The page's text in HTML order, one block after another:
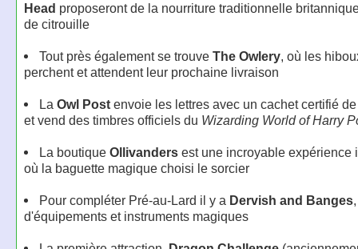
Head proposeront de la nourriture traditionnelle
de citrouille
Tout près également se trouve The Owlery, où les
perchent et attendent leur prochaine livraison
La Owl Postenvoie les lettres avec un cachet certifié
et vend des timbres officiels du Wizarding World of Harry
La boutique Ollivanders est une incroyable expérience
où la baguette magique choisi le sorcier
Pour compléter Pré-au-Lard il y a Dervish and Banges
d'équipements et instruments magiques